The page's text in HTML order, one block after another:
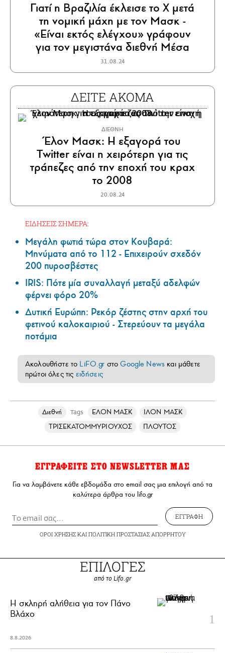
Γιατί η Βραζιλία έκλεισε το X μετά
τη νομική μάχη με τον Μασκ -
«Είναι εκτός ελέγχου» γράφουν
για τον μεγιστάνα διεθνή Μέσα
31.08.24
ΔΕΙΤΕ ΑΚΟΜΑ
ΔΙΕΘΝΗ
Έλον Μασκ: Η εξαγορά του
Twitter είναι η χειρότερη για τις
τράπεζες από την εποχή του κραχ
το 2008
20.08.24
ΕΙΔΗΣΕΙΣ ΣΗΜΕΡΑ:
Μεγάλη φωτιά τώρα στον Κουβαρά:
Μηνύματα από το 112 - Επιχειρούν σχεδόν
200 πυροσβέστες
IRIS: Πότε μία συναλλαγή μεταξύ αδελφών
φέρνει φόρο 20%
Δυτική Ευρώπη: Ρεκόρ ζέστης στην αρχή του
φετινού καλοκαιριού - Στερεύουν τα μεγάλα
ποτάμια
Ακολουθήστε το LiFO.gr στοGoogle News και μάθετε
πρώτοι όλες τις ειδήσεις
Διεθνή Tags ΕΛΟΝ ΜΑΣΚ
ΙΛΟΝ ΜΑΣΚ
ΤΡΙΣΕΚΑΤΟΜΜΥΡΙΟΥΧΟΣ
ΠΛΟΥΤΟΣ
ΕΓΓΡΑΦΕΙΤΕ ΣΤΟ NEWSLETTER ΜΑΣ
Για να λαμβάνετε κάθε εβδομάδα στο email σας μια επιλογή από τα
καλύτερα άρθρα του lifo.gr
ΕΓΓΡΑΦΗ
ΟΡΟΙ ΧΡΗΣΗΣΚΑΙ ΠΟΛΙΤΙΚΗ ΠΡΟΣΤΑΣΙΑΣ ΑΠΟΡΡΗΤΟΥ
ΕΠΙΛΟΓΕΣ
από το Lifo.gr
H σκληρή αλήθεια για τον Πάνο
Βλάχο
8.8.2026